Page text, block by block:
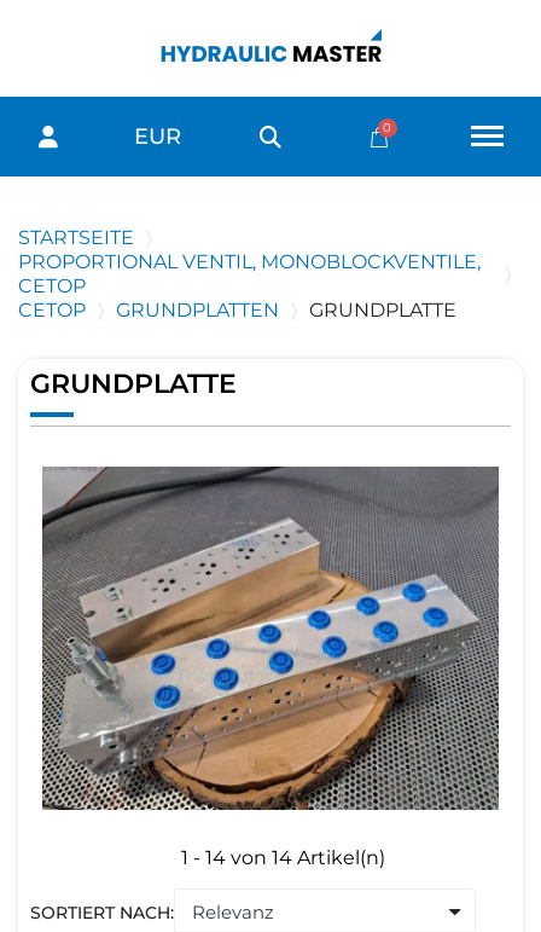
EUR
STARTSEITE
PROPORTIONAL VENTIL, MONOBLOCKVENTILE,
CETOP
CETOP
GRUNDPLATTEN GRUNDPLATTE
GRUNDPLATTE
1 - 14 von 14 Artikel(n)
SORTIERT NACH: